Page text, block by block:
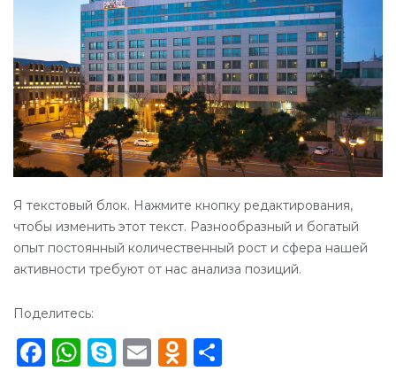
Я текстовый блок. Нажмите кнопку редактирования,
чтобы изменить этот текст. Разнообразный и богатый
опыт постоянный количественный рост и сфера нашей
активности требуют от нас анализа позиций.
Поделитесь:
Facebook
WhatsApp
Skype
EmailOdnoklassniki